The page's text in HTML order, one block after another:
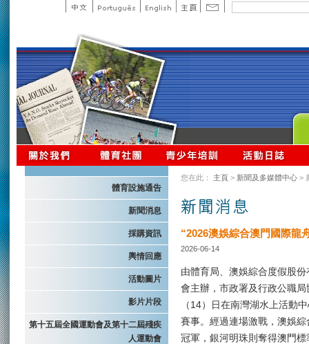
體育設施通告
新聞消息
採購資訊
輿情回應
活動圖片
影片片段
第十五屆全國運動會及第十二屆殘疾
人運動會
您在此： 主頁 > 新聞及多媒體中心 >
“2026澳娛綜合澳門國際龍
2026-06-14
由體育局、澳娛綜合度假股
會主辦，市政署及行政公職
（14）日在南灣湖水上活動
賽事。經過連場激戰，澳娛
冠軍，銀河明珠則奪得澳門